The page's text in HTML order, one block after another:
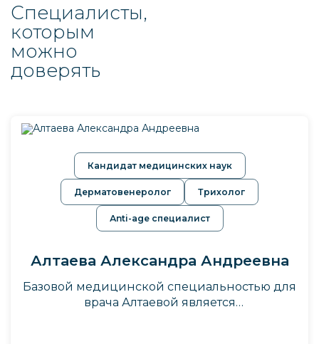
Специалисты,
которым
можно
доверять
Кандидат медицинских наук
Дерматовенеролог Трихолог
Аnti-age специалист
Алтаева Александра Андреевна
Базовой медицинской специальностью для
врача Алтаевой является